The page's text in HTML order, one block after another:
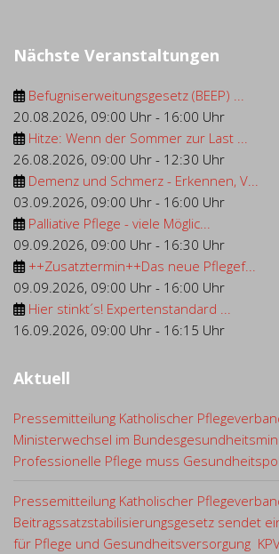
Nächste Veranstaltungen
Befugniserweitungsgesetz (BEEP) ...
20.08.2026, 09:00 Uhr - 16:00 Uhr
Hitze: Wenn der Sommer zur Last ...
26.08.2026, 09:00 Uhr - 12:30 Uhr
Demenz und Schmerz - Erkennen, V...
03.09.2026, 09:00 Uhr - 16:00 Uhr
Palliative Pflege - viele Möglic...
09.09.2026, 09:00 Uhr - 16:30 Uhr
++Zusatztermin++Das neue Pflegef...
09.09.2026, 09:00 Uhr - 16:00 Uhr
Hier stinkt´s! Expertenstandard ...
16.09.2026, 09:00 Uhr - 16:15 Uhr
Aktuell
Pressemitteilung Katholischer
Ministerwechsel im
Professionelle Pflege muss
Pressemitteilung Katholischer
Beitragssatzstabilisierungsgesetz sendet
für Pflege und Gesundheitsversorgung